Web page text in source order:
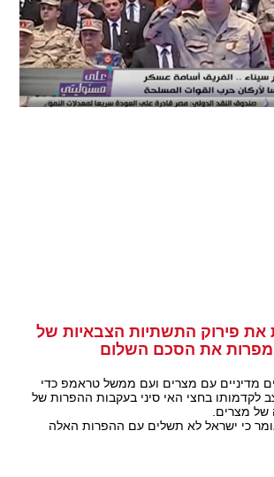
את פירוק התשתיות הצבאיות של
את הסכם השלום
מדיניים עם מצרים ועם ממשל טראמפ כדי
לקדמותו בחצי האי סיני בעקבות ההפרות של
מצרים.
אומר כי ישראל לא תשלים עם ההפרות האלה